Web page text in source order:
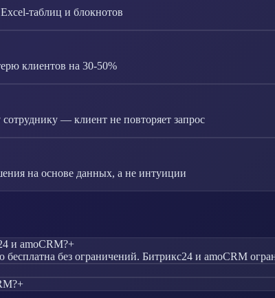
таблиц и блокнотов
клиентов на 30-50%
— клиент не повторяет запрос
на основе данных, а не интуиции
и amoCRM?+
без ограничений. Битрикс24 и amoCRM
+